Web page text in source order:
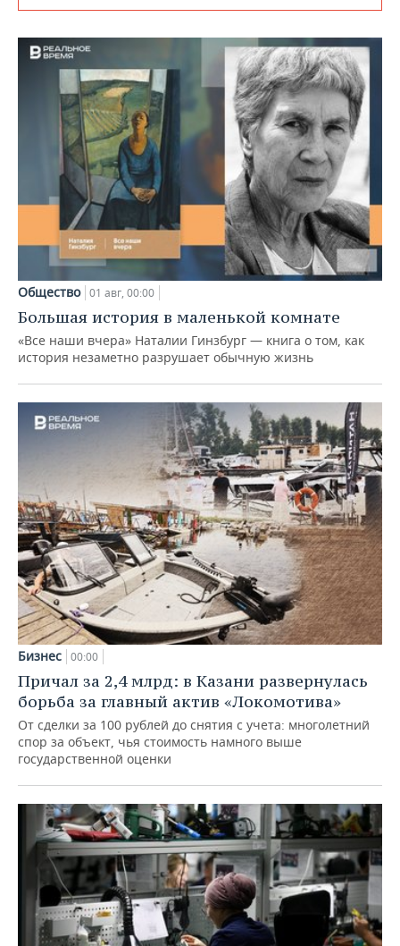
Общество 01 авг, 00:00
Большая история в маленькой комнате
«Все наши вчера» Наталии Гинзбург — книга о том, как
история незаметно разрушает обычную жизнь
Бизнес 00:00
Причал за 2,4 млрд: в Казани развернулась
борьба за главный актив «Локомотива»
От сделки за 100 рублей до снятия с учета: многолетний
спор за объект, чья стоимость намного выше
государственной оценки